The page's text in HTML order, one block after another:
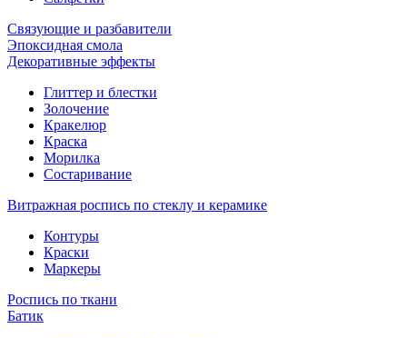
Связующие и разбавители
Эпоксидная смола
Декоративные эффекты
Глиттер и блестки
Золочение
Кракелюр
Краска
Морилка
Состаривание
Витражная роспись по стеклу и керамике
Контуры
Краски
Маркеры
Роспись по ткани
Батик